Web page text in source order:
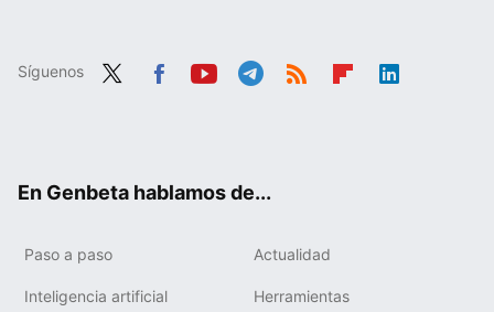
Síguenos
En Genbeta hablamos de...
Paso a paso Actualidad
Inteligencia artificial Herramientas